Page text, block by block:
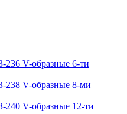
V-образные 6-ти
238 V-образные 8-ми
V-образные 12-ти